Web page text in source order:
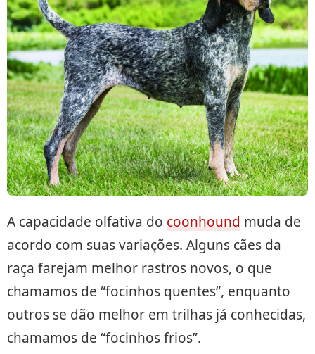
A capacidade olfativa do coonhound muda de
acordo com suas variações. Alguns cães da
raça farejam melhor rastros novos, o que
chamamos de “focinhos quentes”, enquanto
outros se dão melhor em trilhas já conhecidas,
chamamos de “focinhos frios”.